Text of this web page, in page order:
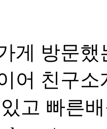
게 방문
어 친구
고 빠른